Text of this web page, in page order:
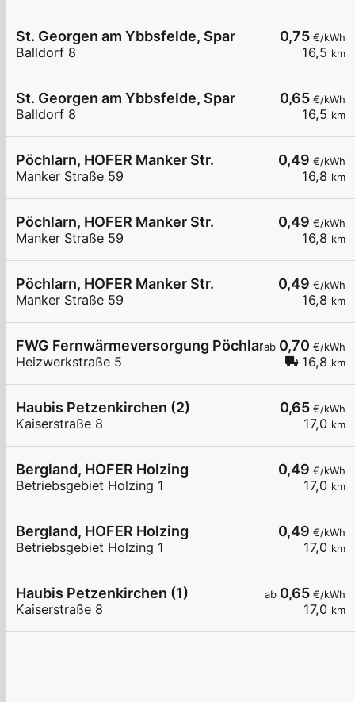
0,75 €/kWh
16,5 km
St. Georgen am Ybbsfelde, Spar
Balldorf 8
0,65 €/kWh
16,5 km
St. Georgen am Ybbsfelde, Spar
Balldorf 8
0,49 €/kWh
16,8 km
Pöchlarn, HOFER Manker Str.
Manker Straße 59
0,49 €/kWh
16,8 km
Pöchlarn, HOFER Manker Str.
Manker Straße 59
0,49 €/kWh
16,8 km
Pöchlarn, HOFER Manker Str.
Manker Straße 59
ab 0,70 €/kWh
16,8 km
FWG Fernwärmeversorgung Pöchlarn
Heizwerkstraße 5
0,65 €/kWh
17,0 km
Haubis Petzenkirchen (2)
Kaiserstraße 8
0,49 €/kWh
17,0 km
Bergland, HOFER Holzing
Betriebsgebiet Holzing 1
0,49 €/kWh
17,0 km
Bergland, HOFER Holzing
Betriebsgebiet Holzing 1
ab 0,65 €/kWh
17,0 km
Haubis Petzenkirchen (1)
Kaiserstraße 8